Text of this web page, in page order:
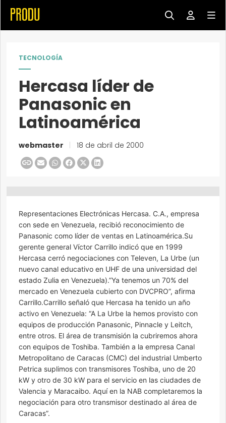
TECNOLOGÍA
Hercasa líder de
Panasonic en
Latinoamérica
webmaster 18 de abril de 2000
Representaciones Electrónicas Hercasa. C.A., empresa
con sede en Venezuela, recibió reconocimiento de
Panasonic como líder de ventas en Latinoamérica.Su
gerente general Víctor Carrillo indicó que en 1999
Hercasa cerró negociaciones con Televen, La Urbe (un
nuevo canal educativo en UHF de una universidad del
estado Zulia en Venezuela).”Ya tenemos un 70% del
mercado en Venezuela cubierto con DVCPRO”, afirma
Carrillo.Carrillo señaló que Hercasa ha tenido un año
activo en Venezuela: “A La Urbe la hemos provisto con
equipos de producción Panasonic, Pinnacle y Leitch,
entre otros. El área de transmisión la cubriremos ahora
con equipos de Toshiba. También a la empresa Canal
Metropolitano de Caracas (CMC) del industrial Umberto
Petrica suplimos con transmisores Toshiba, uno de 20
kW y otro de 30 kW para el servicio en las ciudades de
Valencia y Maracaibo. Aquí en la NAB completaremos la
negociación para otro transmisor destinado al área de
Caracas”.